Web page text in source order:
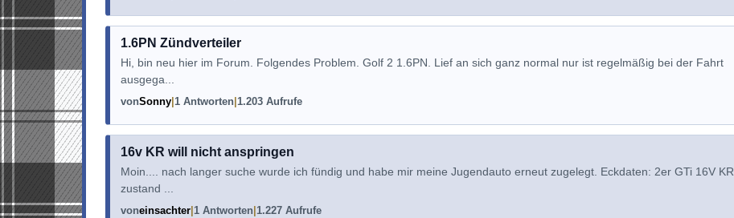
1.6PN Zündverteiler
Hi, bin neu hier im Forum. Folgendes Problem. Golf 2 1.6PN. Lief an sich ganz normal nur ist regelmäßig bei der Fahrt
ausgega...
vonSonny 1 Antworten 1.203 Aufrufe
16v KR will nicht anspringen
Moin.... nach langer suche wurde ich fündig und habe mir meine Jugendauto erneut zugelegt. Eckdaten: 2er GTi 16V KR,
zustand ...
voneinsachter 1 Antworten 1.227 Aufrufe